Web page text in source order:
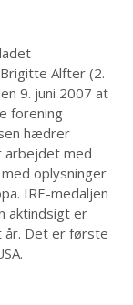
Alfter (2.
9. juni 2007 at
forening
hædrer
arbejdet med
oplysninger
IRE-medaljen
aktindsigt er
år. Det er første